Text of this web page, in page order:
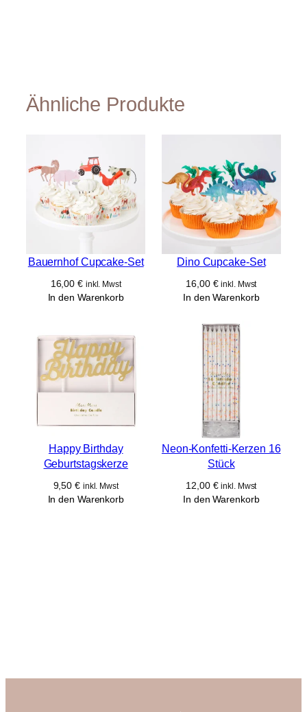
Bardon Road
Ähnliche Produkte
Bauernhof Cupcake-Set
16,00€ inkl. Mwst
In den Warenkorb
Dino Cupcake-Set
16,00 € inkl. Mwst
In den Warenkorb
Happy Birthday
Geburtstagskerze
9,50€ inkl. Mwst
In den Warenkorb
Neon-Konfetti-Kerzen 16
Stück
12,00 € inkl. Mwst
In den Warenkorb